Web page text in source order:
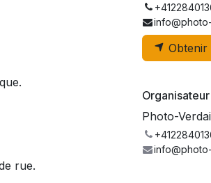
rue.
Obtenir
Organisateur
Photo-